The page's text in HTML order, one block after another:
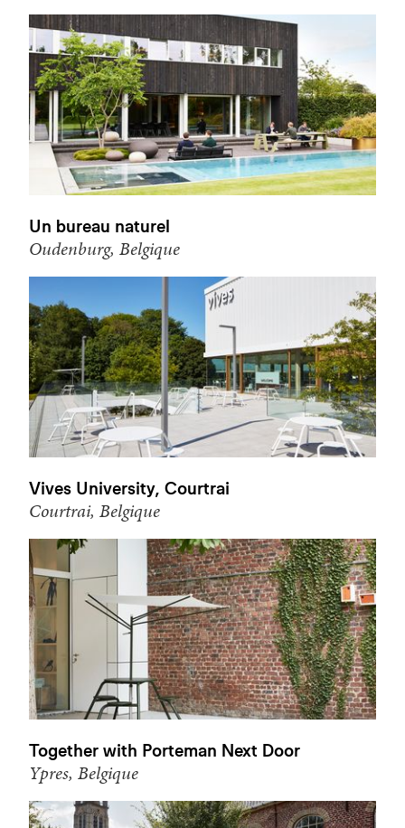
Un bureau naturel
Oudenburg, Belgique
Vives University, Courtrai
Courtrai, Belgique
Together with Porteman Next Door
Ypres, Belgique